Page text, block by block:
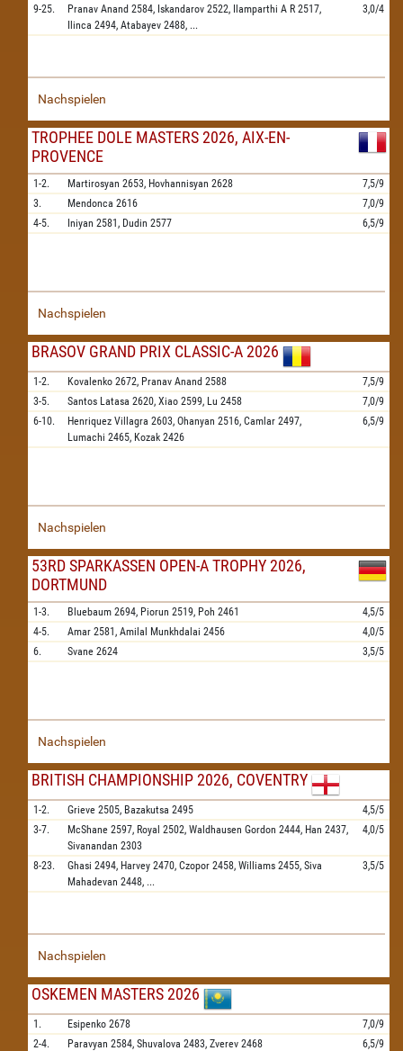
9-25. Pranav Anand 2584, Iskandarov 2522, Ilamparthi A R 2517,
Ilinca 2494, Atabayev 2488, ...
3,0/4
Nachspielen
TROPHEE DOLE MASTERS 2026, AIX-EN-
PROVENCE
1-2. Martirosyan 2653, Hovhannisyan 2628
7,5/9
3.
Mendonca 2616
7,0/9
4-5.
Iniyan 2581, Dudin 2577 6,5/9
Nachspielen
BRASOV GRAND PRIX CLASSIC-A 2026
1-2. Kovalenko 2672, Pranav Anand 2588
7,5/9
3-5.
Santos Latasa 2620, Xiao 2599, Lu 2458
7,0/9
6-10.
Henriquez Villagra 2603, Ohanyan 2516, Camlar 2497,
Lumachi 2465, Kozak 2426
6,5/9
Nachspielen
53RD SPARKASSEN OPEN-A TROPHY 2026,
DORTMUND
1-3. Bluebaum 2694, Piorun 2519, Poh 2461
4,5/5
4-5.
Amar 2581, Amilal Munkhdalai 2456
4,0/5
6.
Svane 2624 3,5/5
Nachspielen
BRITISH CHAMPIONSHIP 2026, COVENTRY
1-2. Grieve 2505, Bazakutsa 2495
4,5/5
3-7.
McShane 2597, Royal 2502, Waldhausen Gordon 2444, Han 2437,
Sivanandan 2303
4,0/5
8-23. Ghasi 2494, Harvey 2470, Czopor 2458, Williams 2455, Siva
Mahadevan 2448, ...
3,5/5
Nachspielen
OSKEMEN MASTERS 2026
1. Esipenko 2678
7,0/9
2-4.
Paravyan 2584, Shuvalova 2483, Zverev 2468
6,5/9